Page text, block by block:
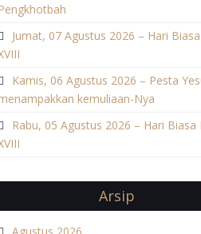
Jumat, 07 Agustus 2026 – Hari
Kamis, 06 Agustus 2026 – Pesta
kemuliaan-Nya
Rabu, 05 Agustus 2026 – Hari Biasa
Arsip